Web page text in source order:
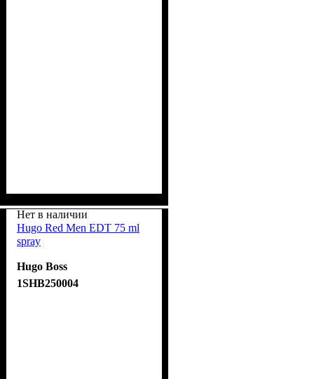
Нет в наличии
Hugo Red Men EDT 75 ml
spray
Hugo Boss
1SHB250004